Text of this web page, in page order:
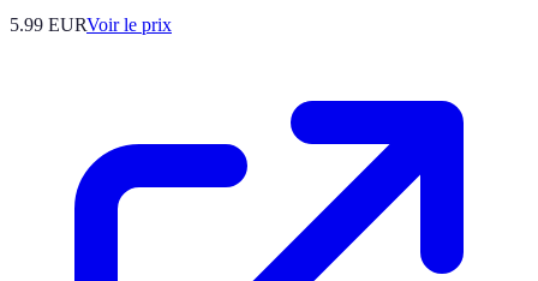
5.99 EURVoir le prix